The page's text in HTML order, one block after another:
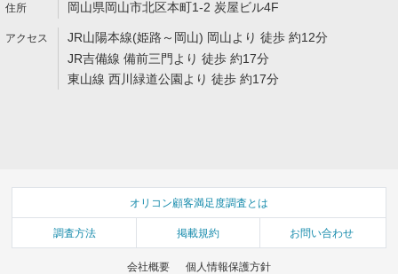
岡山県岡山市北区本町1-2 炭屋ビル4F
JR山陽本線(姫路～岡山) 岡山より 徒歩 約12分
JR吉備線 備前三門より 徒歩 約17分
東山線 西川緑道公園より 徒歩 約17分
オリコン顧客満足度調査とは
調査方法 掲載規約 お問い合わせ
会社概要 個人情報保護方針